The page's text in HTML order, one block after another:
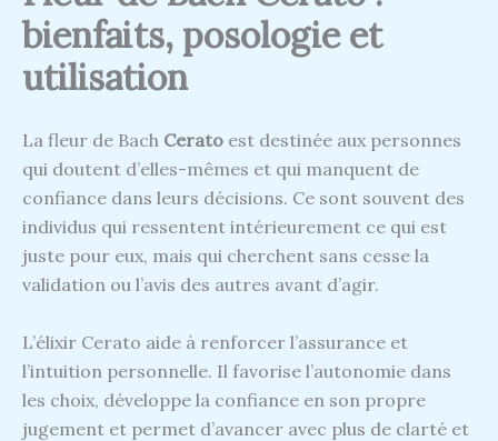
bienfaits, posologie et
utilisation
La fleur de Bach Cerato est destinée aux personnes
qui doutent d’elles-mêmes et qui manquent de
confiance dans leurs décisions. Ce sont souvent des
individus qui ressentent intérieurement ce qui est
juste pour eux, mais qui cherchent sans cesse la
validation ou l’avis des autres avant d’agir.
L’élixir Cerato aide à renforcer l’assurance et
l’intuition personnelle. Il favorise l’autonomie dans
les choix, développe la confiance en son propre
jugement et permet d’avancer avec plus de clarté et